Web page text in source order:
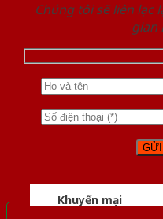
Chúng tôi sẽ liên lạc
gian
Khuyến mại